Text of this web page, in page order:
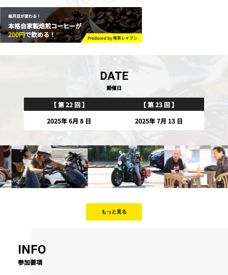
毎月豆が変わる！
本格自家製焙煎コーヒーが
200円で飲める！ Produced by 喫茶レイブン
DATE
開催日
【 第 22 回 】
2025年 6月 8 日
【 第 23 回 】
2025年 7月 13 日
もっと見る
INFO
参加要項